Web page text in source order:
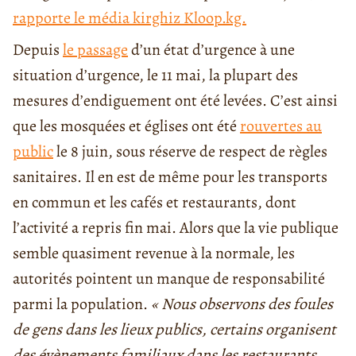
rapporte le média kirghiz Kloop.kg.
Depuisle passaged’un état d’urgence à une
situation d’urgence, le 11 mai, la plupart des
mesures d’endiguement ont été levées. C’est ainsi
que les mosquées et églises ont été rouvertes au
publicle 8 juin, sous réserve de respect de règles
sanitaires. Il en est de même pour les transports
en commun et les cafés et restaurants, dont
l’activité a repris fin mai. Alors que la vie publique
semble quasiment revenue à la normale, les
autorités pointent un manque de responsabilité
parmi la population. « Nous observons des foules
de gens dans les lieux publics, certains organisent